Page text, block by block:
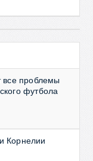
все проблемы
футбола
Корнелии